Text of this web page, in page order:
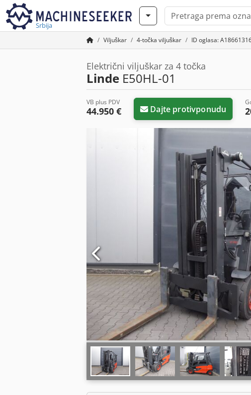
Srbija
Viljuškar 4-točka viljuškar ID oglasa:
Električni viljuškar za 4 točka
Linde E50HL-01
VB plus PDV
44.950 € Dajte protivponudu